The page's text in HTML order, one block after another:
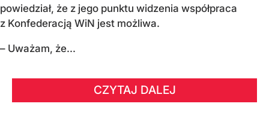
powiedział, że z jego punktu widzenia współpraca
z Konfederacją WiN jest możliwa.
– Uważam, że...
CZYTAJ DALEJ